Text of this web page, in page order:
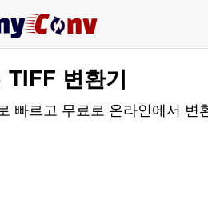
변환기
빠르고 무료로 온라인에서 변